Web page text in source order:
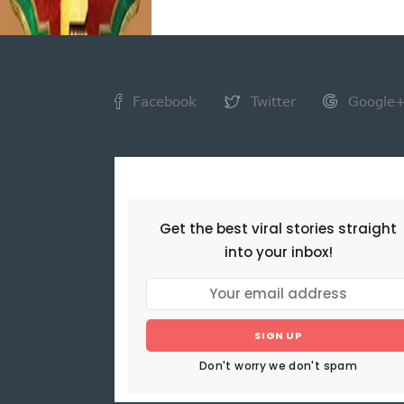
Facebook Twitter Google+
Get the best viral stories straight
into your inbox!
SIGN UP
Don't worry we don't spam